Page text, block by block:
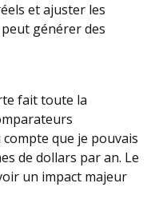
et ajuster les
générer des
fait toute la
compte que je pouvais
de dollars par an. Le
un impact majeur